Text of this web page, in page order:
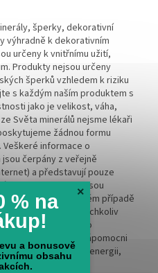
šperky, dekorativní
výhradně k dekorativním
určeny k vnitřnímu užití,
Produkty nejsou určeny
šperků vzhledem k riziku
s každým naším produktem s
jako je velikost, váha,
Světa minerálů nejsme lékaři
žádnou formu
informace o
čerpány z veřejně
a představují pouze
Tyto informace nejsou
charakter a v žádném případě
či léčbu. Při jakýchkoliv
kvalifikovaného
cílem je být vám nápomocni
rozvíjet vnitřní sílu a energii,
×
% na
a bonusově
obsahu